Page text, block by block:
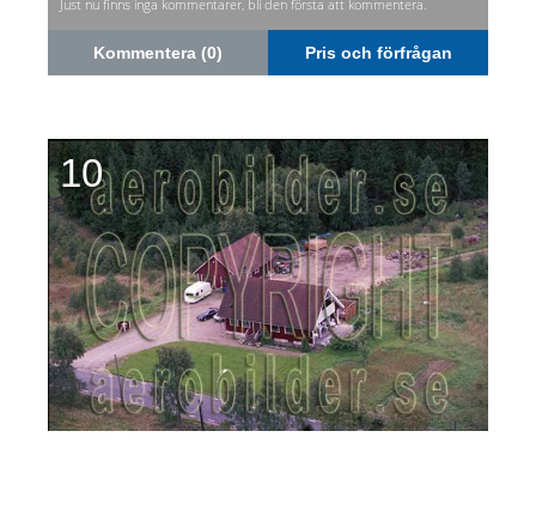
Just nu finns inga kommentarer, bli den första att kommentera.
Kommentera (0) Pris och förfrågan
10